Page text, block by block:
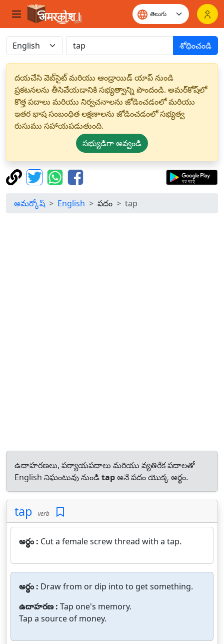
శోధించండి
దయచేసి వెబ్‌సైట్ మరియు ఆండ్రాయిడ్ యాప్ నుండి
ప్రకటనలను తీసివేయడానికి సభ్యత్వాన్ని పొందండి. అమర్‌కోష్‌లో
కొత్త పదాలు మరియు నిర్వచనాలను జోడించడంలో మరియు
ఇతర భాష సంబంధిత లక్షణాలను జోడించడంలో సభ్యత్వ
రుసుము సహాయపడుతుంది.
సభ్యుడిగా అవ్వండి
అమర్కోష్ English పదం tap
ఉదాహరణలు, పర్యాయపదాలు మరియు వ్యతిరేక పదాలతో
English నిఘంటువు నుండిtapఅనే పదం యొక్క అర్థం.
tap verb
అర్థం : Cut a female screw thread with a tap.
అర్థం : Draw from or dip into to get something.
ఉదాహరణ : Tap one's memory.
Tap a source of money.